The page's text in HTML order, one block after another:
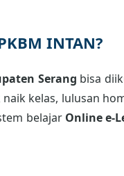
INTAN?
Serang bisa
kelas, lulusan
belajar Online e-